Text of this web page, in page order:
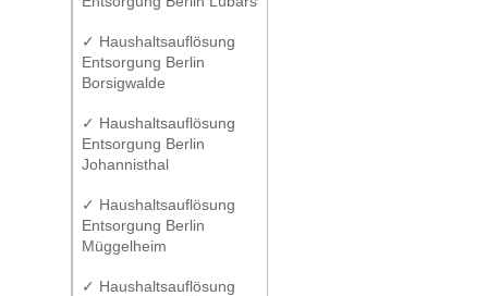
✓ Haushaltsauflösung
Entsorgung Berlin
Borsigwalde
✓ Haushaltsauflösung
Entsorgung Berlin
Johannisthal
✓ Haushaltsauflösung
Entsorgung Berlin
Müggelheim
✓ Haushaltsauflösung